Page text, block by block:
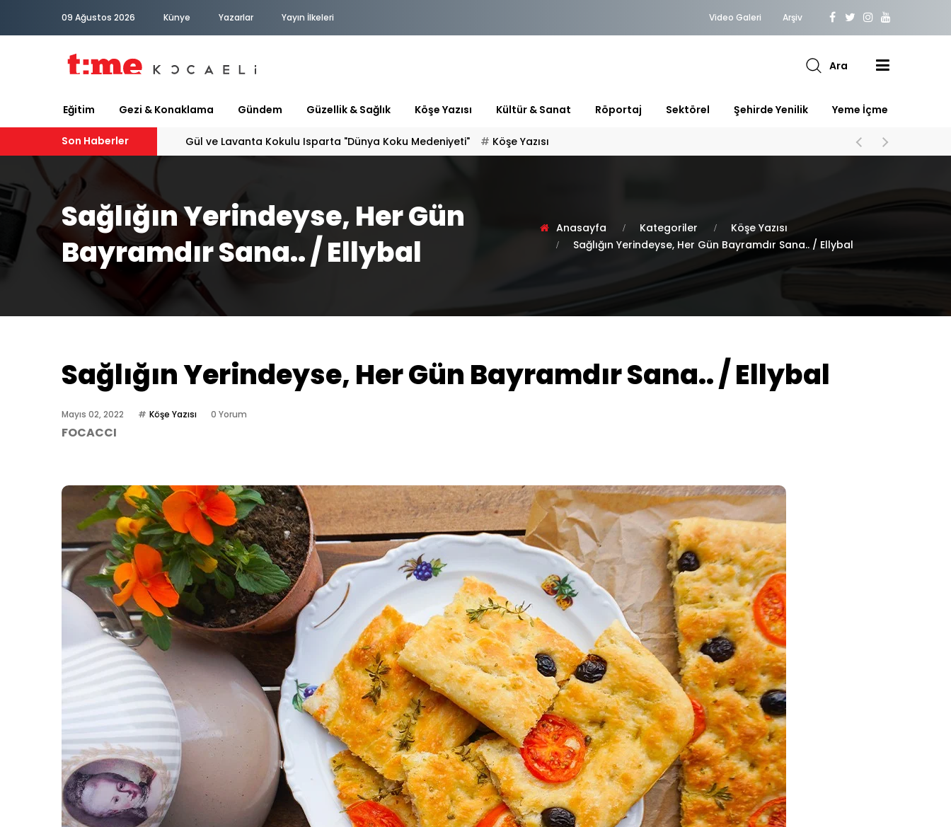
09 Ağustos 2026 Künye Yazarlar Yayın İlkeleri Video Galeri Arşiv
Ara
Eğitim Gezi & Konaklama Gündem Güzellik & Sağlık Köşe Yazısı Kültür & Sanat Röportaj Sektörel Şehirde Yenilik Yeme İçme
Son Haberler PATİLİ DOSTA HAYATIMIZA "HOŞ GELDİN" DİYORSAK Köşe Yazısı
Sağlığın Yerindeyse, Her Gün
Bayramdır Sana.. / Ellybal
Anasayfa Kategoriler
Köşe Yazısı
Sağlığın Yerindeyse, Her Gün Bayramdır Sana.. / Ellybal
Sağlığın Yerindeyse, Her Gün Bayramdır Sana.. / Ellybal
Mayıs 02, 2022 Köşe Yazısı 0 Yorum
FOCACCI